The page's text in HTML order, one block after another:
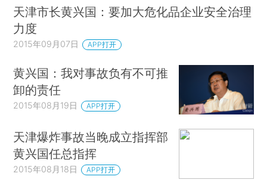
天津市长黄兴国：要加大危化品企业安全治理
力度
2015年09月07日 APP打开
黄兴国：我对事故负有不可推
卸的责任
2015年08月19日 APP打开
天津爆炸事故当晚成立指挥部
黄兴国任总指挥
2015年08月18日 APP打开